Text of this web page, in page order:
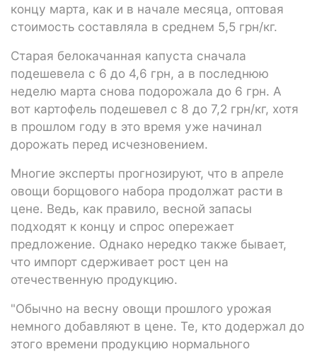
концу марта, как и в начале месяца, оптовая
стоимость составляла в среднем 5,5 грн/кг.
Старая белокачанная капуста сначала
подешевела с 6 до 4,6 грн, а в последнюю
неделю марта снова подорожала до 6 грн. А
вот картофель подешевел с 8 до 7,2 грн/кг, хотя
в прошлом году в это время уже начинал
дорожать перед исчезновением.
Многие эксперты прогнозируют, что в апреле
овощи борщового набора продолжат расти в
цене. Ведь, как правило, весной запасы
подходят к концу и спрос опережает
предложение. Однако нередко также бывает,
что импорт сдерживает рост цен на
отечественную продукцию.
"Обычно на весну овощи прошлого урожая
немного добавляют в цене. Те, кто додержал до
этого времени продукцию нормального